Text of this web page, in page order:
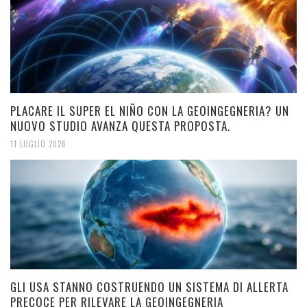
PLACARE IL SUPER EL NIÑO CON LA GEOINGEGNERIA? UN
NUOVO STUDIO AVANZA QUESTA PROPOSTA.
11 LUGLIO 2026
GLI USA STANNO COSTRUENDO UN SISTEMA DI ALLERTA
PRECOCE PER RILEVARE LA GEOINGEGNERIA